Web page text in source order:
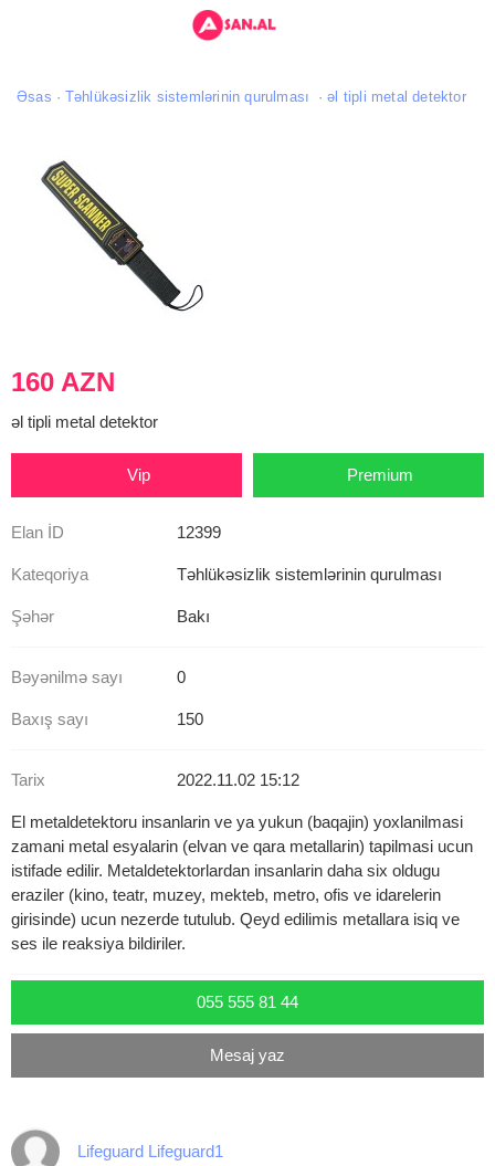
Əsas Təhlükəsizlik sistemlərinin qurulması əl tipli metal detektor
160 AZN
əl tipli metal detektor
Vip Premium
Elan İD 12399
Kateqoriya Təhlükəsizlik sistemlərinin qurulması
Şəhər Bakı
Bəyənilmə sayı 0
Baxış sayı 150
Tarix 2022.11.02 15:12
El metaldetektoru insanlarin ve ya yukun (baqajin) yoxlanilmasi
zamani metal esyalarin (elvan ve qara metallarin) tapilmasi ucun
istifade edilir. Metaldetektorlardan insanlarin daha six oldugu
eraziler (kino, teatr, muzey, mekteb, metro, ofis ve idarelerin
girisinde) ucun nezerde tutulub. Qeyd edilimis metallara isiq ve
ses ile reaksiya bildiriler.
055 555 81 44
Mesaj yaz
Lifeguard Lifeguard1